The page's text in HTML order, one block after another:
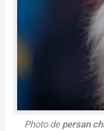
Photo de persan